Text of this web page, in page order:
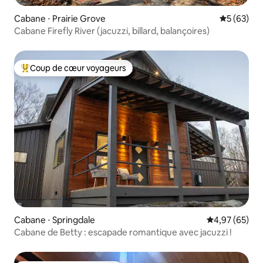
Cabane ⋅ Prairie Grove
5 (63)
Cabane Firefly River (jacuzzi, billard, balançoires)
Coups de cœur voyageurs les plus appréciés
Coup de cœur voyageurs
Cabane ⋅ Springdale Évaluation
4,97 (65)
Cabane de Betty : escapade romantique avec jacuzzi !